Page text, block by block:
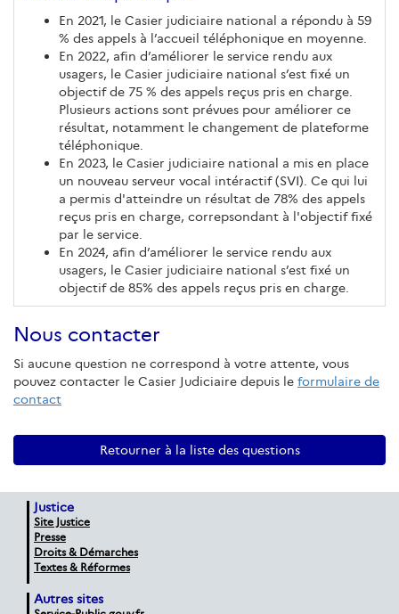
En 2021, le Casier judiciaire national a répondu à 59
% des appels à l’accueil téléphonique en moyenne.
En 2022, afin d’améliorer le service rendu aux
usagers, le Casier judiciaire national s’est fixé un
objectif de 75 % des appels reçus pris en charge.
Plusieurs actions sont prévues pour améliorer ce
résultat, notamment le changement de plateforme
téléphonique.
En 2023, le Casier judiciaire national a mis en place
un nouveau serveur vocal intéractif (SVI). Ce qui lui
a permis d'atteindre un résultat de 78% des appels
reçus pris en charge, correpsondant à l'objectif fixé
par le service.
En 2024, afin d’améliorer le service rendu aux
usagers, le Casier judiciaire national s’est fixé un
objectif de 85% des appels reçus pris en charge.
Nous contacter
Si aucune question ne correspond à votre attente, vous
pouvez contacter le Casier Judiciaire depuis le formulaire de
contact
Retourner à la liste des questions
Justice
Site Justice
Presse
Droits & Démarches
Textes & Réformes
Autres sites